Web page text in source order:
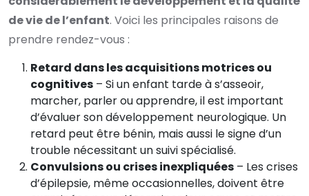
de vie de l’enfant. Voici les principales raisons de
prendre rendez-vous :
Retard dans les acquisitions motrices ou
cognitives – Si un enfant tarde à s’asseoir,
marcher, parler ou apprendre, il est important
d’évaluer son développement neurologique. Un
retard peut être bénin, mais aussi le signe d’un
trouble nécessitant un suivi spécialisé.
Convulsions ou crises inexpliquées – Les crises
d’épilepsie, même occasionnelles, doivent être